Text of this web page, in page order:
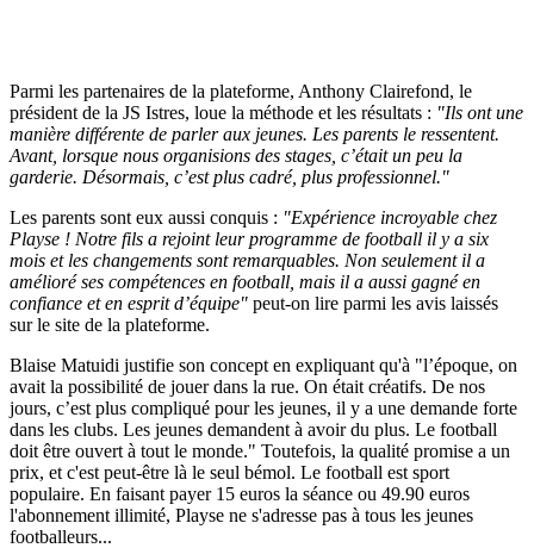
Parmi les partenaires de la plateforme, Anthony Clairefond, le
président de la JS Istres, loue la méthode et les résultats : "Ils ont une
manière différente de parler aux jeunes. Les parents le ressentent.
Avant, lorsque nous organisions des stages, c’était un peu la
garderie. Désormais, c’est plus cadré, plus professionnel."
Les parents sont eux aussi conquis : "Expérience incroyable chez
Playse ! Notre fils a rejoint leur programme de football il y a six
mois et les changements sont remarquables. Non seulement il a
amélioré ses compétences en football, mais il a aussi gagné en
confiance et en esprit d’équipe" peut-on lire parmi les avis laissés
sur le site de la plateforme.
Blaise Matuidi justifie son concept en expliquant qu'à "l’époque, on
avait la possibilité de jouer dans la rue. On était créatifs. De nos
jours, c’est plus compliqué pour les jeunes, il y a une demande forte
dans les clubs. Les jeunes demandent à avoir du plus. Le football
doit être ouvert à tout le monde." Toutefois, la qualité promise a un
prix, et c'est peut-être là le seul bémol. Le football est sport
populaire. En faisant payer 15 euros la séance ou 49.90 euros
l'abonnement illimité, Playse ne s'adresse pas à tous les jeunes
footballeurs...